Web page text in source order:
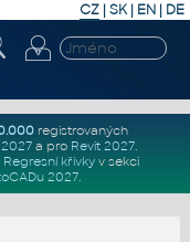
CZ | SK| EN | DE
registrovaných
a pro Revit 2027.
Regresní křivkyv sekci
2027.